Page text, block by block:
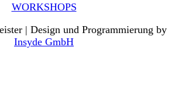
WORKSHOPS
| Design und Programmierung by
Insyde GmbH